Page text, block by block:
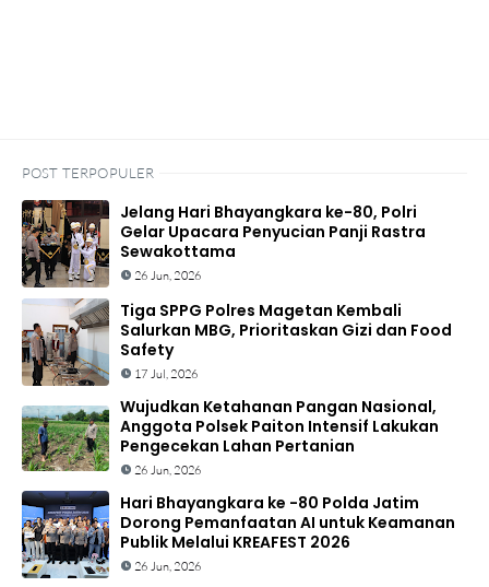
POST TERPOPULER
Jelang Hari Bhayangkara ke-80, Polri
Gelar Upacara Penyucian Panji Rastra
Sewakottama
26 Jun, 2026
Tiga SPPG Polres Magetan Kembali
Salurkan MBG, Prioritaskan Gizi dan Food
Safety
17 Jul, 2026
Wujudkan Ketahanan Pangan Nasional,
Anggota Polsek Paiton Intensif Lakukan
Pengecekan Lahan Pertanian
26 Jun, 2026
Hari Bhayangkara ke -80 Polda Jatim
Dorong Pemanfaatan AI untuk Keamanan
Publik Melalui KREAFEST 2026
26 Jun, 2026